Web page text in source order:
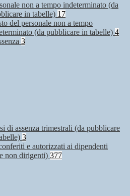
non a tempo indeterminato (da
in tabelle) 17
del personale non a tempo
(da pubblicare in tabelle) 4
3
di assenza trimestrali (da pubblicare
3
e autorizzati ai dipendenti
non dirigenti) 377